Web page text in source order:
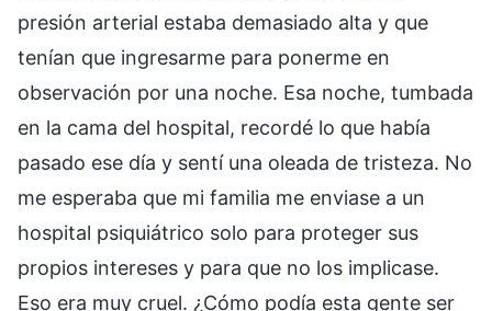
presión arterial estaba demasiado alta y que
tenían que ingresarme para ponerme en
observación por una noche. Esa noche, tumbada
en la cama del hospital, recordé lo que había
pasado ese día y sentí una oleada de tristeza. No
me esperaba que mi familia me enviase a un
hospital psiquiátrico solo para proteger sus
propios intereses y para que no los implicase.
Eso era muy cruel. ¿Cómo podía esta gente ser